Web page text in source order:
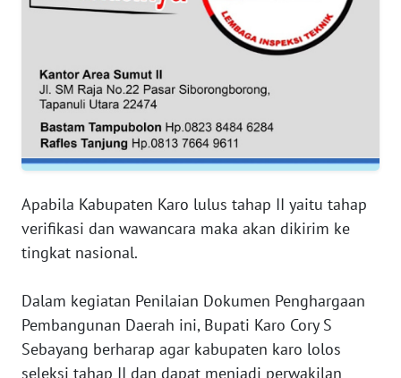
Apabila Kabupaten Karo lulus tahap II yaitu tahap
verifikasi dan wawancara maka akan dikirim ke
tingkat nasional.
Dalam kegiatan Penilaian Dokumen Penghargaan
Pembangunan Daerah ini, Bupati Karo Cory S
Sebayang berharap agar kabupaten karo lolos
seleksi tahap II dan dapat menjadi perwakilan
WN
JAMBI
WN
SULTRA
WN
NTB
SULTENG
WN
SULBAR